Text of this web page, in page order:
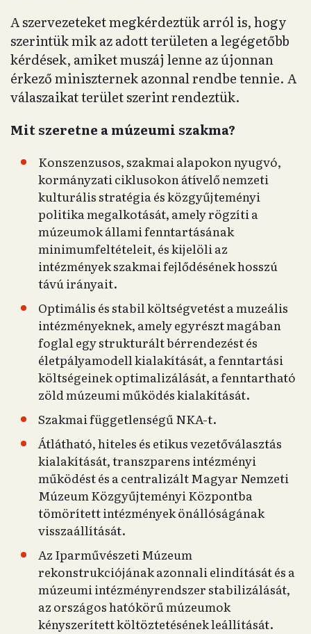
A szervezeteket megkérdeztük arról is, hogy
szerintük mik az adott területen a legégetőbb
kérdések, amiket muszáj lenne az újonnan
érkező miniszternek azonnal rendbe tennie. A
válaszaikat terület szerint rendeztük.
Mit szeretne a múzeumi szakma?
Konszenzusos, szakmai alapokon nyugvó,
kormányzati ciklusokon átívelő nemzeti
kulturális stratégia és közgyűjteményi
politika megalkotását, amely rögzíti a
múzeumok állami fenntartásának
minimumfeltételeit, és kijelöli az
intézmények szakmai fejlődésének hosszú
távú irányait.
Optimális és stabil költségvetést a muzeális
intézményeknek, amely egyrészt magában
foglal egy strukturált bérrendezést és
életpályamodell kialakítását, a fenntartási
költségeinek optimalizálását, a fenntartható
zöld múzeumi működés kialakítását.
Szakmai függetlenségű NKA-t.
Átlátható, hiteles és etikus vezetőválasztás
kialakítását, transzparens intézményi
működést és a centralizált Magyar Nemzeti
Múzeum Közgyűjteményi Központba
tömörített intézmények önállóságának
visszaállítását.
Az Iparművészeti Múzeum
rekonstrukciójának azonnali elindítását és a
múzeumi intézményrendszer stabilizálását,
az országos hatókörű múzeumok
kényszerített költöztetésének leállítását.